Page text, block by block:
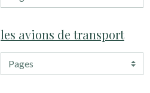
les avions de transport